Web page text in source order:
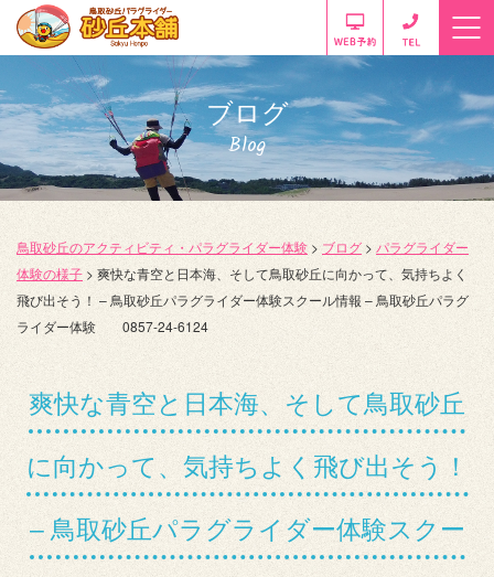
ブログ
Blog
鳥取砂丘のアクティビティ・パラグライダー体験 > ブログ > パラグライダー
体験の様子 > 爽快な青空と日本海、そして鳥取砂丘に向かって、気持ちよく
飛び出そう！ – 鳥取砂丘パラグライダー体験スクール情報 – 鳥取砂丘パラグ
ライダー体験 0857-24-6124
爽快な青空と日本海、そして鳥取砂丘
に向かって、気持ちよく飛び出そう！
– 鳥取砂丘パラグライダー体験スクー